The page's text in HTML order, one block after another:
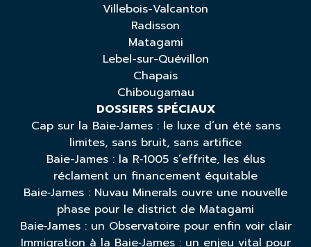
Villebois-Valcanton
Radisson
Matagami
Lebel-sur-Quévillon
Chapais
Chibougamau
DOSSIERS SPÉCIAUX
Cap sur la Baie‑James : le luxe d’un été sans
limites, sans bruit, sans artifice
Baie-James : la R‑1005 s’effrite, les élus
réclament un financement équitable
Baie‑James : Nuvau Minerals ouvre une nouvelle
phase pour le district de Matagami
Baie‑James : un Observatoire pour enfin voir clair
Immigration à la Baie‑James : un enjeu vital pour